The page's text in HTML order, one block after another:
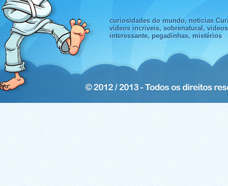
curiosidades do mundo, noticias
videos incriveis, sobrenatural,
interessante, pegadinhas, mistérios